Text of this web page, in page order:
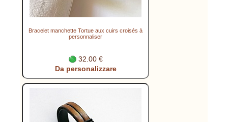
Bracelet manchette Tortue aux cuirs croisés à
personnaliser
32.00 €
Da personalizzare